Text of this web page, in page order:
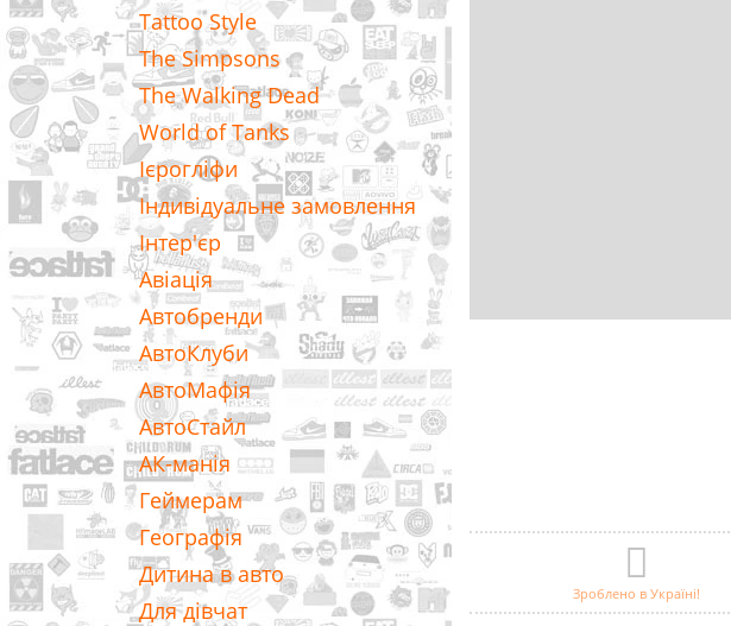
Tattoo Style
The Simpsons
The Walking Dead
World of Tanks
Ієрогліфи
Індивідуальне замовлення
Інтер'єр
Авіація
Автобренди
АвтоКлуби
АвтоМафія
АвтоСтайл
АК-манія
Геймерам
Географія
Дитина в авто
Для дівчат
Зроблено в Україні!